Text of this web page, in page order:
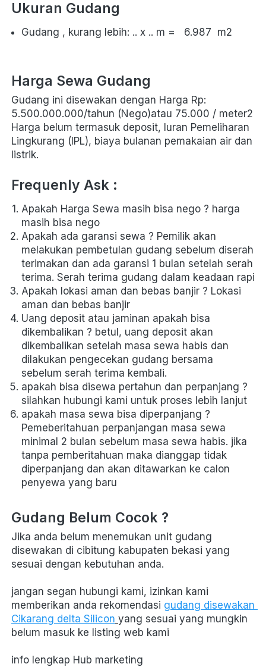
Ukuran Gudang
Gudang , kurang lebih: .. x .. m = 6.987 m2
Harga Sewa Gudang
Gudang ini disewakan dengan Harga Rp:
5.500.000.000/tahun (Nego)atau 75.000 / meter2
Harga belum termasuk deposit, Iuran Pemeliharan
Lingkurang (IPL), biaya bulanan pemakaian air dan
listrik.
Frequenly Ask :
Apakah Harga Sewa masih bisa nego ? harga
masih bisa nego
Apakah ada garansi sewa ? Pemilik akan
melakukan pembetulan gudang sebelum diserah
terimakan dan ada garansi 1 bulan setelah serah
terima. Serah terima gudang dalam keadaan rapi
Apakah lokasi aman dan bebas banjir ? Lokasi
aman dan bebas banjir
Uang deposit atau jaminan apakah bisa
dikembalikan ? betul, uang deposit akan
dikembalikan setelah masa sewa habis dan
dilakukan pengecekan gudang bersama
sebelum serah terima kembali.
apakah bisa disewa pertahun dan perpanjang ?
silahkan hubungi kami untuk proses lebih lanjut
apakah masa sewa bisa diperpanjang ?
Pemeberitahuan perpanjangan masa sewa
minimal 2 bulan sebelum masa sewa habis. jika
tanpa pemberitahuan maka dianggap tidak
diperpanjang dan akan ditawarkan ke calon
penyewa yang baru
Gudang Belum Cocok ?
Jika anda belum menemukan unit gudang
disewakan di cibitung kabupaten bekasi yang
sesuai dengan kebutuhan anda.
jangan segan hubungi kami, izinkan kami
memberikan anda rekomendasi gudang disewakan
Cikarang delta Silicon yang sesuai yang mungkin
belum masuk ke listing web kami
info lengkap Hub marketing